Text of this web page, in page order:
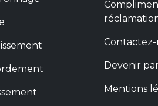
Devenir
Mentions